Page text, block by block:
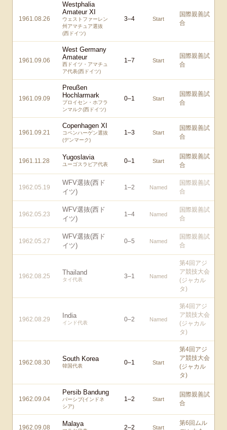
1961.08.26
Westphalia
Amateur XI
ウェストファーレン
州アマチュア選抜
(西ドイツ)
3–4 Start
国際親善試
合
1961.09.06
West Germany
Amateur
西ドイツ・アマチュ
ア代表(西ドイツ)
1–7 Start
国際親善試
合
1961.09.09
Preußen
Hochlarmark
プロイセン・ホフラ
ンマルク(西ドイツ)
0–1 Start
国際親善試
合
1961.09.21
Copenhagen XI
コペンハーゲン選抜
(デンマーク)
1–3 Start
国際親善試
合
1961.11.28 Yugoslavia
ユーゴスラビア代表 0–1 Start
国際親善試
合
1962.05.19
WFV選抜(西ド
イツ)
1–2 Named
国際親善試
合
1962.05.23
WFV選抜(西ド
イツ)
1–4 Named
国際親善試
合
1962.05.27
WFV選抜(西ド
イツ)
0–5 Named
国際親善試
合
1962.08.25 Thailand
タイ代表 3–1 Named
第4回アジ
ア競技大会
(ジャカル
タ)
1962.08.29 India
インド代表 0–2 Named
第4回アジ
ア競技大会
(ジャカル
タ)
1962.08.30 South Korea
韓国代表 0–1 Start
第4回アジ
ア競技大会
(ジャカル
タ)
1962.09.04
Persib Bandung
パーシブ(インドネ
シア)
1–2 Start
国際親善試
合
1962.09.08 Malaya 2–2 Start
第6回ムル